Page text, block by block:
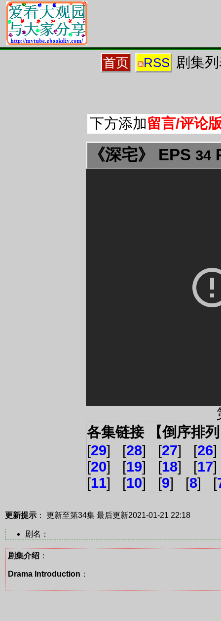
首页 RSS 剧集
下方添加留言/评论
《深宅》 EPS 34
各集链接 【倒序排
[29] [28] [27] [26
[20] [19] [18] [17
[11] [10] [9] [8] [
更新提示 ： 更新至第34集 最后更新2021-01-21 22:18
剧名：
剧集介绍 ：
Drama Introduction ：